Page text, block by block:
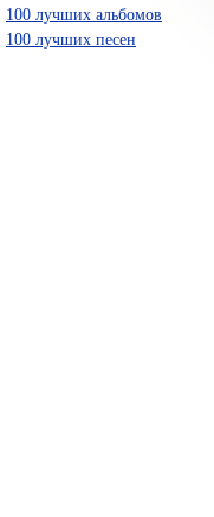
100 лучших альбомов
100 лучших песен